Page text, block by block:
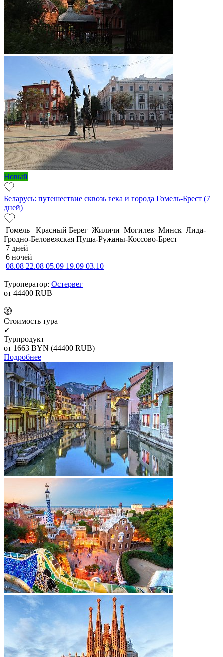
Новый
Беларусь: путешествие сквозь века и города Гомель-Брест (7
дней)
Гомель –Красный Берег–Жиличи–Могилев–Минск–Лида-
Гродно-Беловежская Пуща-Ружаны-Коссово-Брест
7 дней
6 ночей
08.08 22.08 05.09 19.09 03.10
Туроператор: Остервег
от 44400 RUB
Cтоимость тура
✓
Турпродукт
от 1663 BYN (44400 RUB)
Подробнее